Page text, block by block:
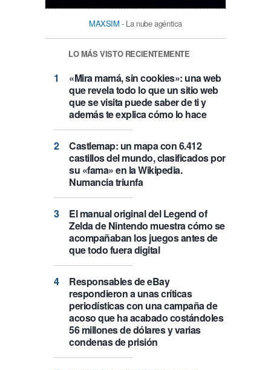
MAXSIM - La nube agéntica
LO MÁS VISTO RECIENTEMENTE
«Mira mamá, sin cookies»: una web
que revela todo lo que un sitio web
que se visita puede saber de ti y
además te explica cómo lo hace
Castlemap: un mapa con 6.412
castillos del mundo, clasificados por
su «fama» en la Wikipedia.
Numancia triunfa
El manual original del Legend of
Zelda de Nintendo muestra cómo se
acompañaban los juegos antes de
que todo fuera digital
Responsables de eBay
respondieron a unas críticas
periodísticas con una campaña de
acoso que ha acabado costándoles
56 millones de dólares y varias
condenas de prisión